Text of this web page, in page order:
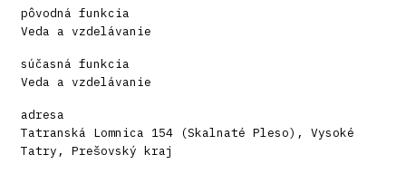
pôvodná funkcia
Veda a vzdelávanie
súčasná funkcia
Veda a vzdelávanie
adresa
Tatranská Lomnica 154 (Skalnaté Pleso), Vysoké
Tatry, Prešovský kraj